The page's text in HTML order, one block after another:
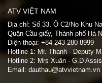
ATV VIỆT NAM
Địa chỉ: Số 33, Ô C2/No Khu
Quận Cầu giấy, Thành phố Hà
Điện thoại: +84 243 280 8999
Hotline 1: Mr. Thanh - Deputy
Hotline 2: Mrs Xuân - G.D
Email: dauthau@atvvietnam.vn